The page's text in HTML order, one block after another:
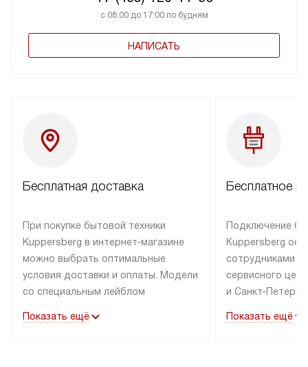
с 08:00 до 17:00 по будням
НАПИСАТЬ
Бесплатная доставка
При покупке бытовой техники
Kuppersberg в интернет-магазине
можно выбрать оптимальные
условия доставки и оплаты. Модели
со специальным лейблом
в пределах МКАД до подъезда,
Показать ещё
Бесплатное
Подключение
Kuppersberg
сотрудниками
сервисного
и Санкт-
подключается к
Показать ещё